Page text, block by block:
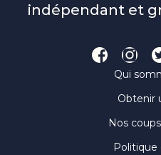
indépendant et
Qui
Obtenir
Nos
Politique